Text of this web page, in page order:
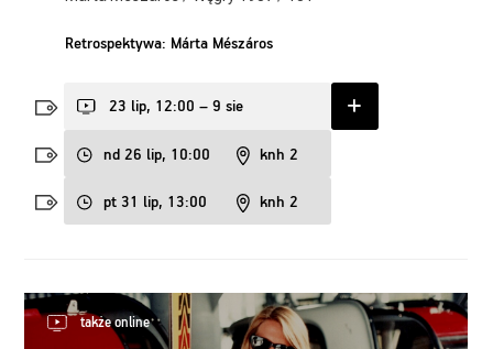
Retrospektywa: Márta Mészáros
nd 26 lip, 10:00 knh 2
pt 31 lip, 13:00 knh 2
23 lip, 12:00 – 9 sie
także online